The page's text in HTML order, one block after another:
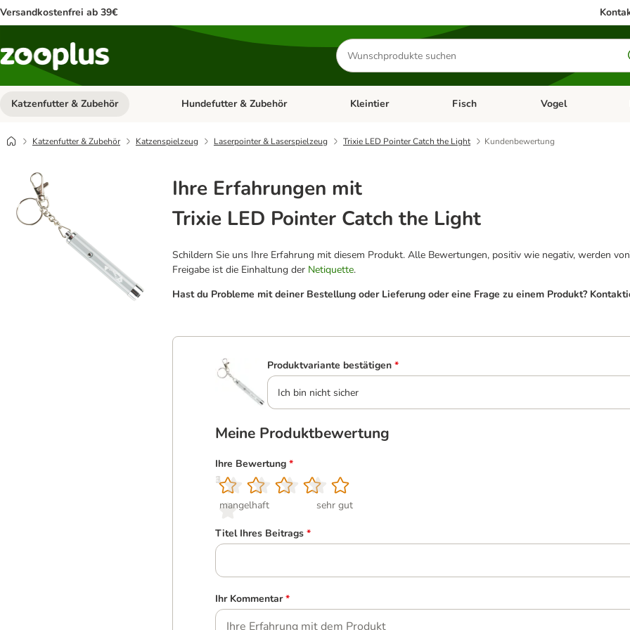
Versandkostenfrei ab 39€
Produkte
suchen
Katzenfutter & Zubehör Kategorie-Menü öffnen: Katzenfutter & Zubehör
Hundefutter & Zubehör Kategorie-Menü öffnen: Hundefutter & Zubehör
Kleintier Kategorie-Menü öffnen: Kleintier
Fisch Kategorie-Menü
Vogel
Katzenfutter & Zubehör Katzenspielzeug Laserpointer & Laserspielzeug Trixie LED Pointer Catch the Light Kundenbewertung
Ihre Erfahrungen mit
Trixie LED Pointer Catch the Light
Schildern Sie uns Ihre Erfahrung mit diesem Produkt. Alle Bewertungen, positiv wie negativ, werden
Freigabe ist die Einhaltung der Netiquette.
Hast du Probleme mit deiner Bestellung oder Lieferung oder eine Frage zu einem Produkt?
Produktvariante bestätigen *
Ich bin nicht sicher
Meine Produktbewertung
Ihre Bewertung *
1
mangelhaft
2
3
4
5
sehr gut
Titel Ihres Beitrags *
Ihr Kommentar *